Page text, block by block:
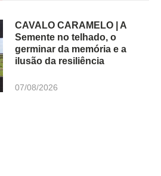
CAVALO CARAMELO | A
Semente no telhado, o
germinar da memória e a
ilusão da resiliência
07/08/2026